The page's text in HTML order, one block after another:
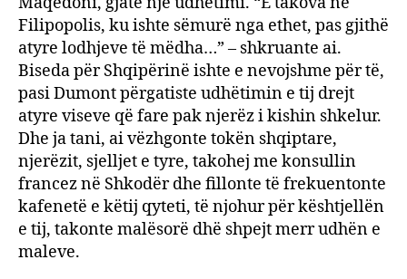
Filipopolis, ku ishte sëmurë nga ethet, pas gjithë
atyre lodhjeve të mëdha…” – shkruante ai.
Biseda për Shqipërinë ishte e nevojshme për të,
pasi Dumont përgatiste udhëtimin e tij drejt
atyre viseve që fare pak njerëz i kishin shkelur.
Dhe ja tani, ai vëzhgonte tokën shqiptare,
njerëzit, sjelljet e tyre, takohej me konsullin
francez në Shkodër dhe fillonte të frekuentonte
kafenetë e këtij qyteti, të njohur për kështjellën
e tij, takonte malësorë dhë shpejt merr udhën e
maleve.